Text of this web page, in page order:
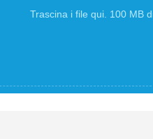
Trascina i file qui. 100 MB